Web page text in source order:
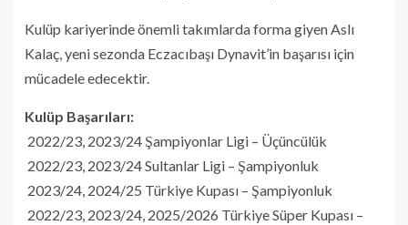
Kulüp kariyerinde önemli takımlarda forma giyen Aslı
Kalaç, yeni sezonda Eczacıbaşı Dynavit’in başarısı için
mücadele edecektir.
Kulüp Başarıları:
2022/23, 2023/24 Şampiyonlar Ligi – Üçüncülük
2022/23, 2023/24 Sultanlar Ligi – Şampiyonluk
2023/24, 2024/25 Türkiye Kupası – Şampiyonluk
2022/23, 2023/24, 2025/2026 Türkiye Süper Kupası –